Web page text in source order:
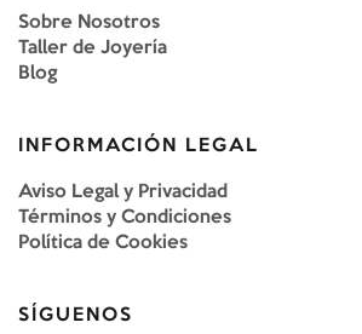
Sobre Nosotros
Taller de Joyería
Blog
INFORMACIÓN LEGAL
Aviso Legal y Privacidad
Términos y Condiciones
Política de Cookies
SÍGUENOS